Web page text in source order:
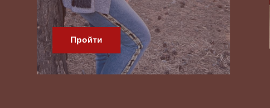
Подробнее